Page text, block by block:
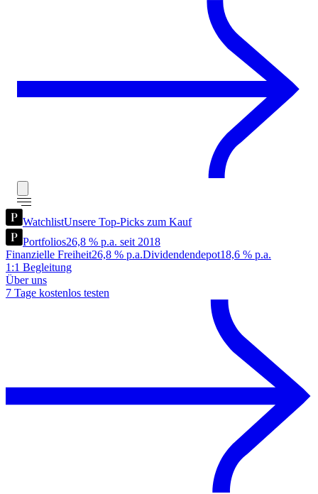
WatchlistUnsere Top-Picks zum Kauf
Portfolios26,8 % p.a. seit 2018
Finanzielle Freiheit26,8 % p.a.Dividendendepot18,6 % p.a.
1:1 Begleitung
Über uns
7 Tage kostenlos testen